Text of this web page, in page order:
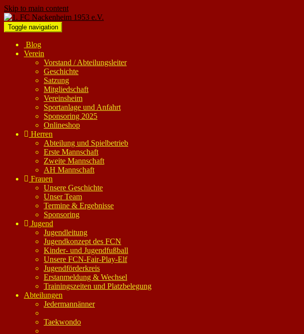
Skip to main content
Toggle navigation
Blog
Verein
Vorstand / Abteilungsleiter
Geschichte
Satzung
Mitgliedschaft
Vereinsheim
Sportanlage und Anfahrt
Sponsoring 2025
Onlineshop
Herren
Abteilung und Spielbetrieb
Erste Mannschaft
Zweite Mannschaft
AH Mannschaft
Frauen
Unsere Geschichte
Unser Team
Termine & Ergebnisse
Sponsoring
Jugend
Jugendleitung
Jugendkonzept des FCN
Kinder- und Jugendfußball
Unsere FCN-Fair-Play-Elf
Jugendförderkreis
Erstanmeldung & Wechsel
Trainingszeiten und Platzbelegung
Abteilungen
Jedermannänner
Taekwondo